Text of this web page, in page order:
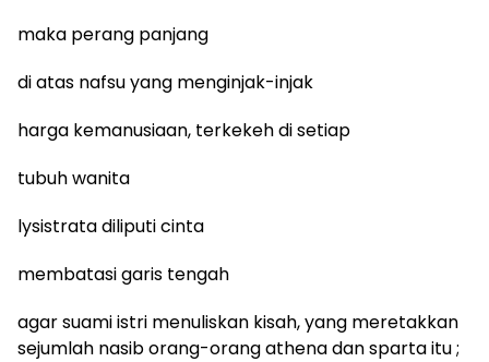
maka perang panjang
di atas nafsu yang menginjak-injak
harga kemanusiaan, terkekeh di setiap
tubuh wanita
lysistrata diliputi cinta
membatasi garis tengah
agar suami istri menuliskan kisah, yang meretakkan
sejumlah nasib orang-orang athena dan sparta itu ;